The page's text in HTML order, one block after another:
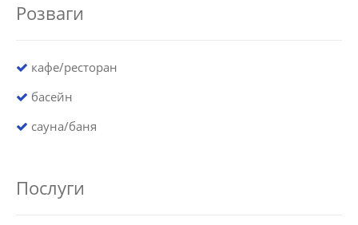
Розваги
кафе/ресторан
басейн
сауна/баня
Послуги